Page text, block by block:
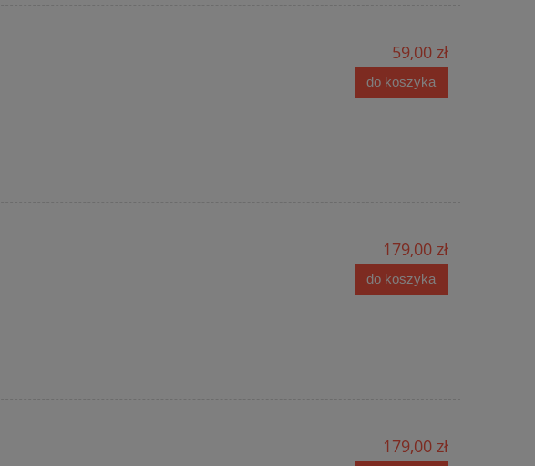
59,00 zł
do koszyka
179,00 zł
do koszyka
179,00 zł